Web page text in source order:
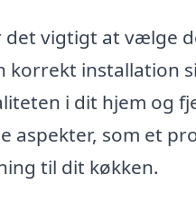
det vigtigt at vælge
korrekt installation
i dit hjem og
aspekter, som et
til dit køkken.